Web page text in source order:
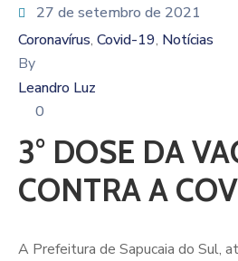
27 de setembro de 2021
Coronavírus‚ Covid-19‚ Notícias
By
Leandro Luz
0
3° DOSE DA
CONTRA A
A Prefeitura de Sapucaia do Sul,